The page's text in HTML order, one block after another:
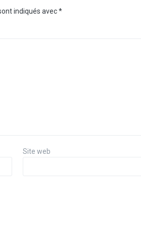
indiqués avec*
Site web